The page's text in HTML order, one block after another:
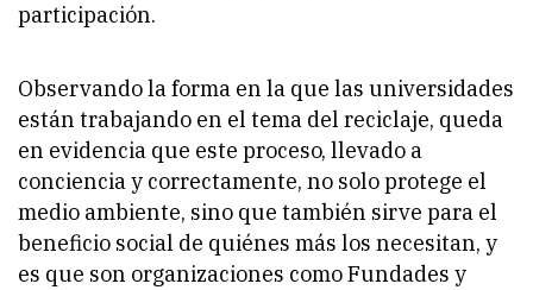
participación.
Observando la forma en la que las universidades
están trabajando en el tema del reciclaje, queda
en evidencia que este proceso, llevado a
conciencia y correctamente, no solo protege el
medio ambiente, sino que también sirve para el
beneficio social de quiénes más los necesitan, y
es que son organizaciones como Fundades y